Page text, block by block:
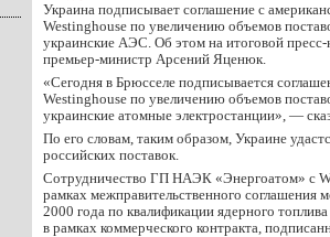
Украина подписывает соглашение с
Westinghouse по увеличению объемов
украинские АЭС. Об этом на итоговой пресс-
премьер-министр Арсений Яценюк.
«Сегодня в Брюсселе подписывается
Westinghouse по увеличению объемов
украинские атомные электростанции», —
По его словам, таким образом, Украине
российских поставок.
Сотрудничество ГП НАЭК «Энергоатом» с
рамках межправительственного
2000 года по квалификации ядерного
в рамках коммерческого контракта,